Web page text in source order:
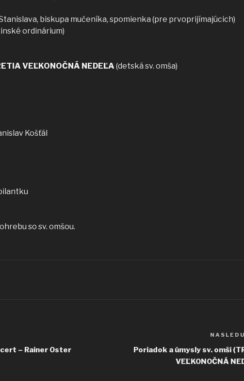
Stanislava, biskupa mučeníka, spomienka (pre prvoprijímajúcich)
ordinárium)
VEĽKONOČNÁ NEDEĽA (detská sv. omša)
Košťál
so sv. omšou.
– Rainer Oster
Poriadok a úmysly sv. omší
VEĽKONOČNÁ